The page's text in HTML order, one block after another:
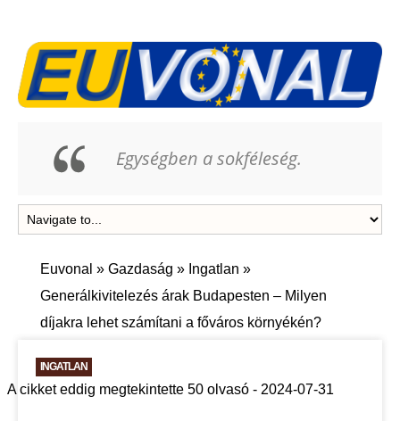
Egységben a sokféleség.
Euvonal » Gazdaság » Ingatlan »
Generálkivitelezés árak Budapesten – Milyen
díjakra lehet számítani a főváros környékén?
INGATLAN
A cikket eddig megtekintette 50 olvasó - 2024-07-31